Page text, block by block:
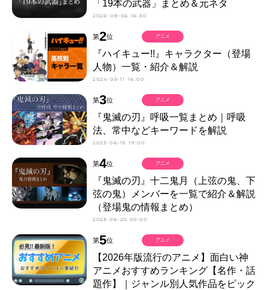
「19本の武器」まとめ＆元ネタ
2026-08-06 16:30
第2位
『ハイキュー!!』キャラクター（登場
人物）一覧・紹介＆解説
2024-03-11 16:00
アニメ
第3位
『鬼滅の刃』呼吸一覧まとめ｜呼吸
法、常中などキーワードを解説
2023-06-15 19:00
アニメ
第4位
『鬼滅の刃』十二鬼月（上弦の鬼、下
弦の鬼）メンバーを一覧で紹介＆解説
（登場鬼の情報まとめ）
2023-06-20 00:00
アニメ
第5位
【2026年版流行のアニメ】面白い神
アニメおすすめランキング【名作・話
題作】｜ジャンル別人気作品をピック
アニメ